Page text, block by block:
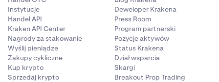
Instytucje
Handel API
Kraken API Center
Nagrody za stakowanie
Wyślij pieniądze
Zakupy cykliczne
Kup krypto
Sprzedaj krypto
Deweloper Krakena
Press Room
Program partnerski
Pozycje aktywów
Status Krakena
Dział wsparcia
Skargi
Breakout Prop Trading